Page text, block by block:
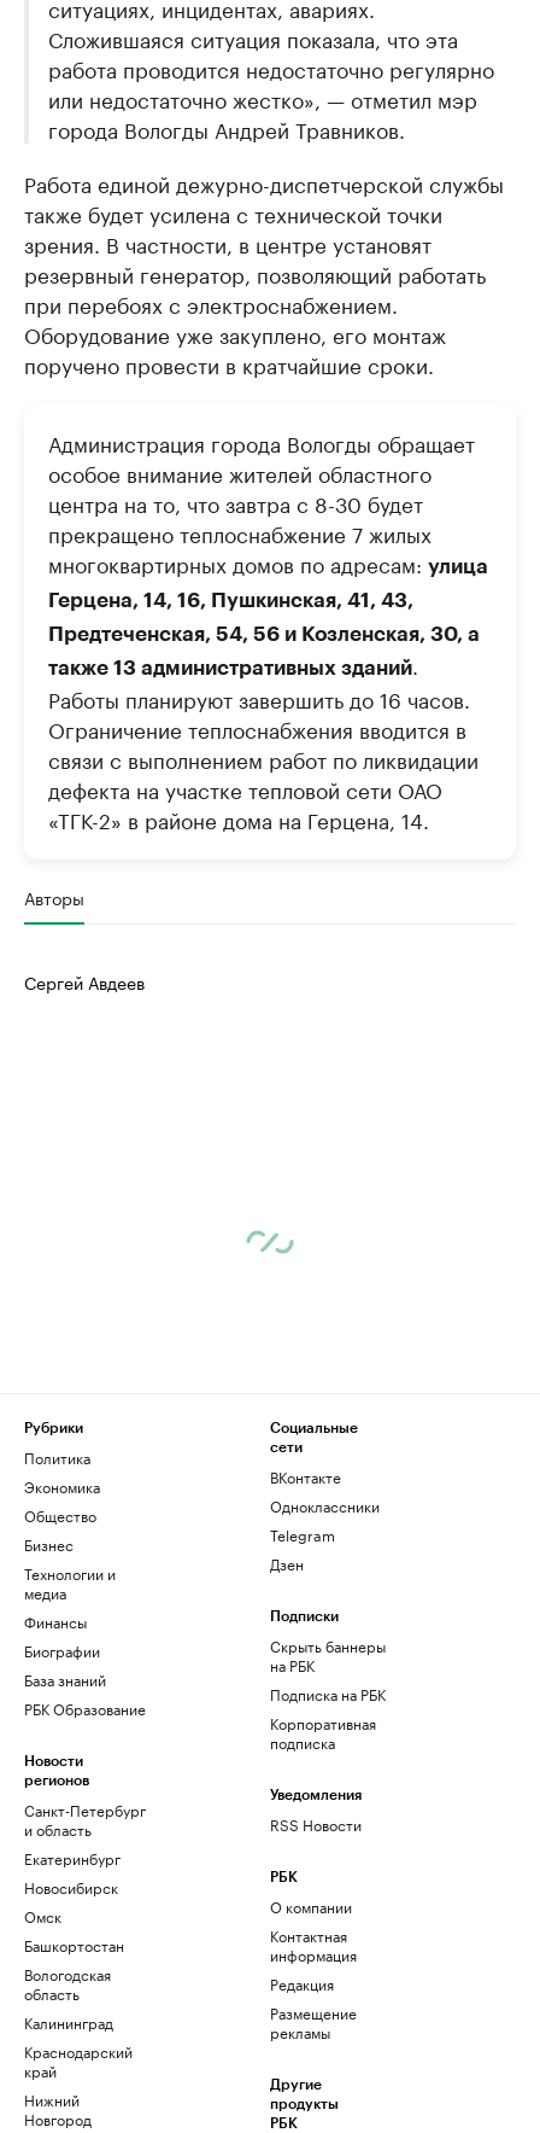
ситуациях, инцидентах, авариях.
Сложившаяся ситуация показала, что эта
работа проводится недостаточно регулярно
или недостаточно жестко», — отметил мэр
города Вологды Андрей Травников.
Работа единой дежурно-диспетчерской службы
также будет усилена с технической точки
зрения. В частности, в центре установят
резервный генератор, позволяющий работать
при перебоях с электроснабжением.
Оборудование уже закуплено, его монтаж
поручено провести в кратчайшие сроки.
Администрация города Вологды обращает
особое внимание жителей областного
центра на то, что завтра с 8-30 будет
прекращено теплоснабжение 7 жилых
многоквартирных домов по адресам: улица
Герцена, 14, 16, Пушкинская, 41, 43,
Предтеченская, 54, 56 и Козленская, 30, а
также 13 административных зданий.
Работы планируют завершить до 16 часов.
Ограничение теплоснабжения вводится в
связи с выполнением работ по ликвидации
дефекта на участке тепловой сети ОАО
«ТГК-2» в районе дома на Герцена, 14.
Авторы
Сергей Авдеев
Рубрики
Политика
Экономика
Общество
Бизнес
Технологии и
медиа
Финансы
Биографии
База знаний
РБК Образование
Новости
регионов
Санкт-Петербург
и область
Екатеринбург
Новосибирск
Омск
Башкортостан
Вологодская
область
Калининград
Краснодарский
край
Нижний
Новгород
Социальные
сети
ВКонтакте
Одноклассники
Telegram
Дзен
Подписки
Скрыть баннеры
на РБК
Подписка на РБК
Корпоративная
подписка
Уведомления
RSS Новости
РБК
О компании
Контактная
информация
Редакция
Размещение
рекламы
Другие
продукты
РБК